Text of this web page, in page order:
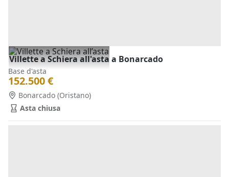
Villette a Schiera all'asta a Bonarcado
Bonarcado (Oristano)
Base d'asta
152.500 €
Asta chiusa